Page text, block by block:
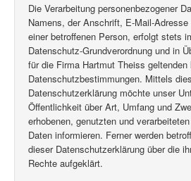
Die Verarbeitung personenbezogener
Namens, der Anschrift, E-Mail-Adresse
einer betroffenen Person, erfolgt stets
Datenschutz-Grundverordnung und in
für die Firma Hartmut Theiss
Datenschutzbestimmungen. Mittels
Datenschutzerklärung möchte unser
Öffentlichkeit über Art, Umfang und
erhobenen, genutzten und
Daten informieren. Ferner werden
dieser Datenschutzerklärung über die
Rechte aufgeklärt.